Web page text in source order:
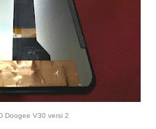
Doogee V30 versi 2